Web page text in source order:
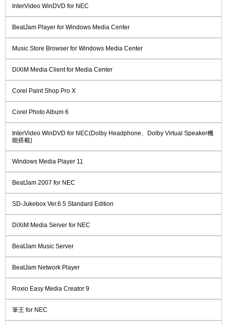
InterVideo WinDVD for NEC
BeatJam Player for Windows Media Center
Music Store Browser for Windows Media Center
DiXiM Media Client for Media Center
Corel Paint Shop Pro X
Corel Photo Album 6
InterVideo WinDVD for NEC(Dolby Headphone、Dolby Virtual Speaker機
能搭載)
Windows Media Player 11
BeatJam 2007 for NEC
SD-Jukebox Ver.6.5 Standard Edition
DiXiM Media Server for NEC
BeatJam Music Server
BeatJam Network Player
Roxio Easy Media Creator 9
筆王 for NEC